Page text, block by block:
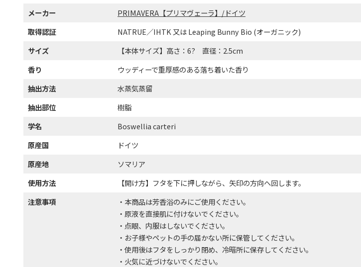
メーカー
PRIMAVERA【プリマヴェーラ】/ドイツ
取得認証
NATRUE／IHTK 又は Leaping Bunny Bio (オーガニック)
サイズ
【本体サイズ】高さ：6? 直径：2.5cm
香り
ウッディーで重厚感のある落ち着いた香り
抽出方法
水蒸気蒸留
抽出部位
樹脂
学名
Boswellia carteri
原産国
ドイツ
原産地
ソマリア
使用方法
【開け方】フタを下に押しながら、矢印の方向へ回します。
注意事項
・本商品は芳香浴のみにご使用ください。
・原液を直接肌に付けないでください。
・点眼、内服はしないでください。
・お子様やペットの手の届かない所に保管してください。
・使用後はフタをしっかり閉め、冷暗所に保存してください。
・火気に近づけないでください。